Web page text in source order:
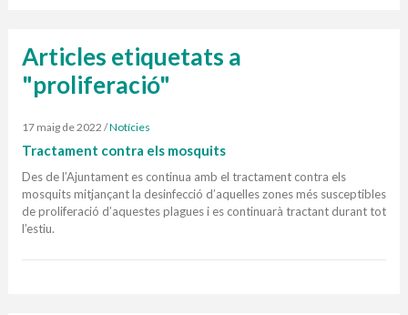
Articles etiquetats a
"proliferació"
17 maig de 2022 /Notícies
Tractament contra els mosquits
Des de l’Ajuntament es continua amb el tractament contra els
mosquits mitjançant la desinfecció d’aquelles zones més susceptibles
de proliferació d’aquestes plagues i es continuarà tractant durant tot
l’estiu.